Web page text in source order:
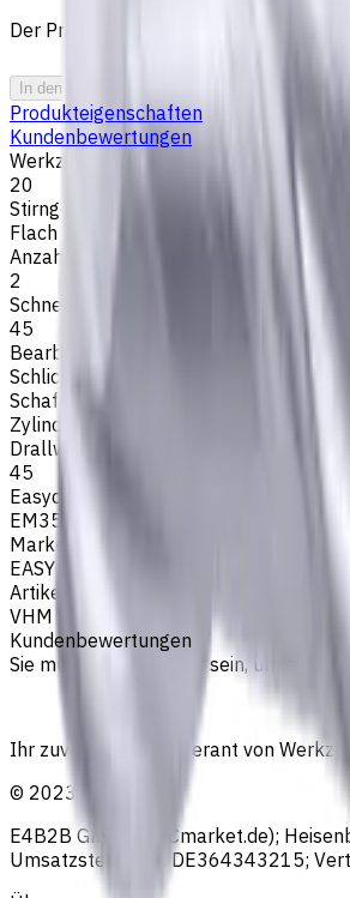
Der Preis wurde am 06.08.2026
In den Warenkorb
Produkteigenschaften
Kundenbewertungen
Werkzeugdurchmesser, mm
20
Stirngeometrie
Flach
Anzahl der Schneiden
2
Schneidenlänge, mm
45
Bearbeitungsart
Schlichtfräsen
Schafttyp
Zylinderschaft
Drallwinkel
45
Easycut Serie
EM356
Marke
EASYCUT
Artikeltyp
VHM Schaftfräsern
Kundenbewertungen
Sie müssen eingeloggt sein, um eine
Ihr zuverlässiger Lieferant von
© 2023
E4B2B Gmbh (CNCmarket.de);
Umsatzsteuer-ID: DE364343215;